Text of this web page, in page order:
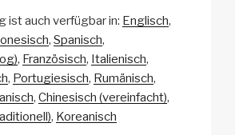
c
e
b
o
at
s
A
p
a
p
c
h
e
n
ist auch verfügbar in: Englisch
Spanisch
Französisch Italienisch
Portugiesisch Rumänisch
Chinesisch (vereinfacht)
Koreanisch